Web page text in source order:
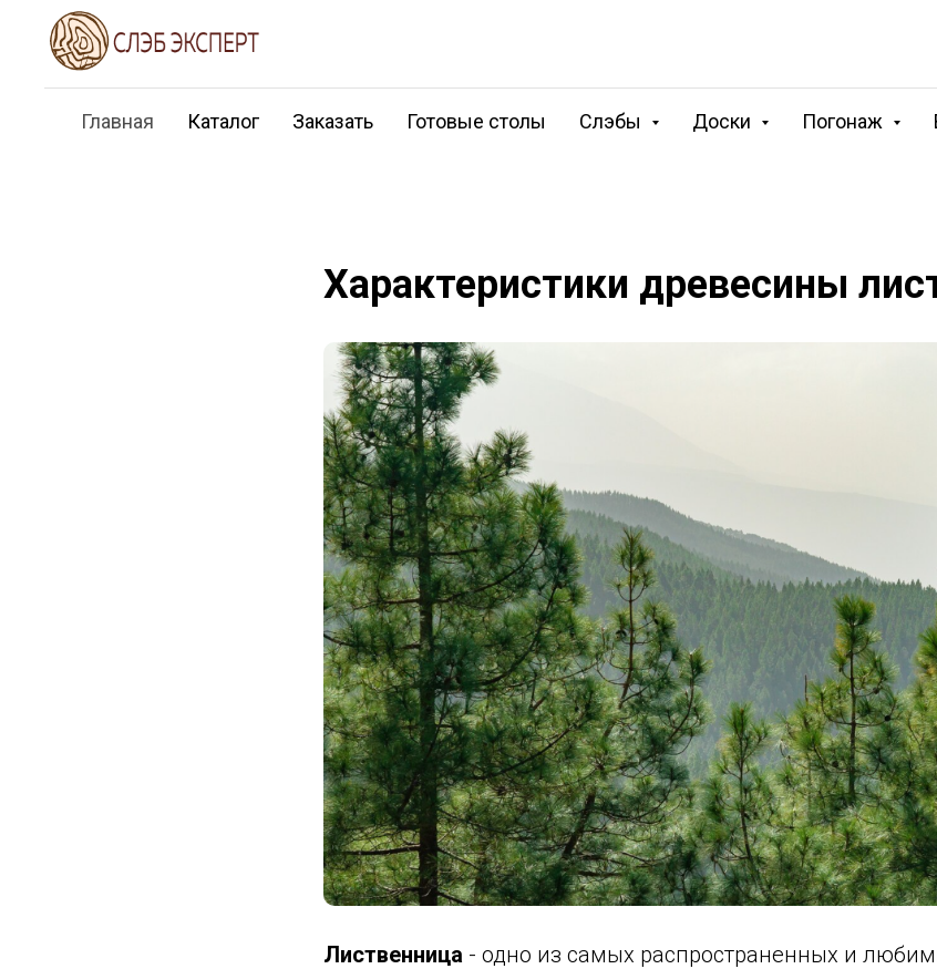
Главная Каталог Заказать Готовые столы Слэбы Доски Погонаж
Характеристики древесины
Лиственница - одно из самых распространенных и